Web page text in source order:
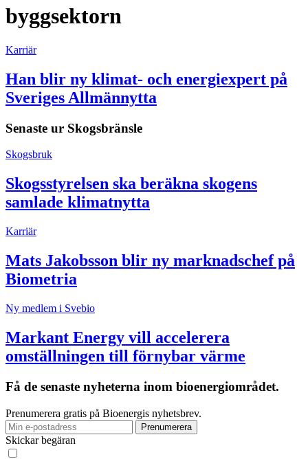
byggsektorn
Karriär
Han blir ny klimat- och energiexpert på
Sveriges Allmännytta
Senaste ur Skogsbränsle
Skogsbruk
Skogsstyrelsen ska beräkna skogens
samlade klimatnytta
Karriär
Mats Jakobsson blir ny marknadschef på
Biometria
Ny medlem i Svebio
Markant Energy vill accelerera
omställningen till förnybar värme
Få de senaste nyheterna inom bioenergiområdet.
Prenumerera gratis på Bioenergis nyhetsbrev.
Skickar begäran